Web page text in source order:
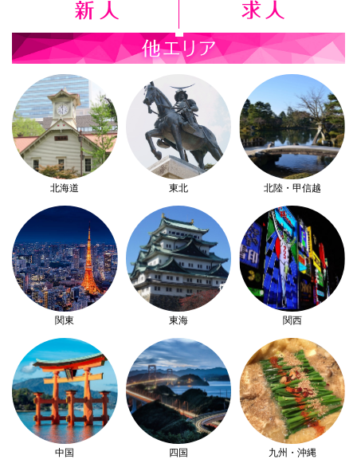
北海道 東北 北陸・甲信越
関東 東海 関西
中国 四国 九州・沖縄